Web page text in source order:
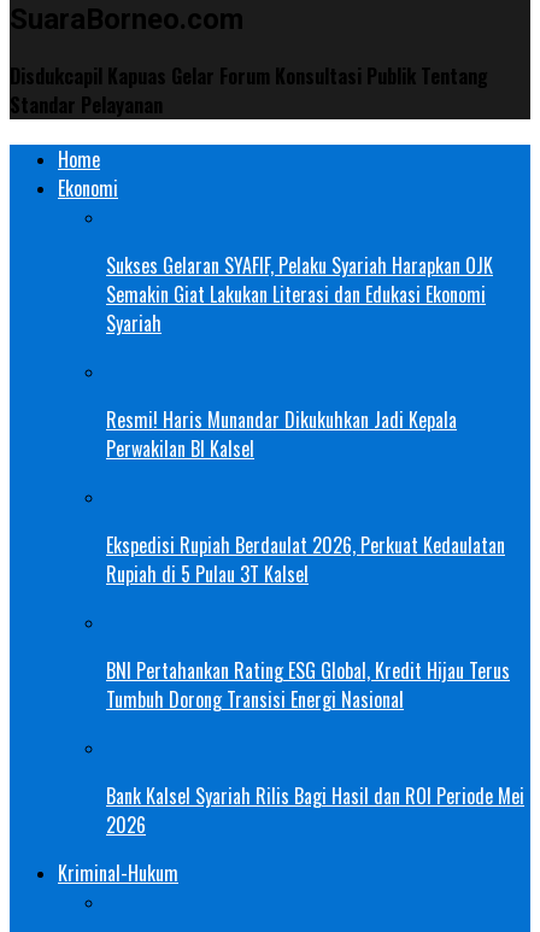
SuaraBorneo.com
Disdukcapil Kapuas Gelar Forum Konsultasi Publik Tentang
Standar Pelayanan
Home
Ekonomi
Sukses Gelaran SYAFIF, Pelaku Syariah Harapkan OJK
Semakin Giat Lakukan Literasi dan Edukasi Ekonomi
Syariah
Resmi! Haris Munandar Dikukuhkan Jadi Kepala
Perwakilan BI Kalsel
Ekspedisi Rupiah Berdaulat 2026, Perkuat Kedaulatan
Rupiah di 5 Pulau 3T Kalsel
BNI Pertahankan Rating ESG Global, Kredit Hijau Terus
Tumbuh Dorong Transisi Energi Nasional
Bank Kalsel Syariah Rilis Bagi Hasil dan ROI Periode Mei
2026
Kriminal-Hukum